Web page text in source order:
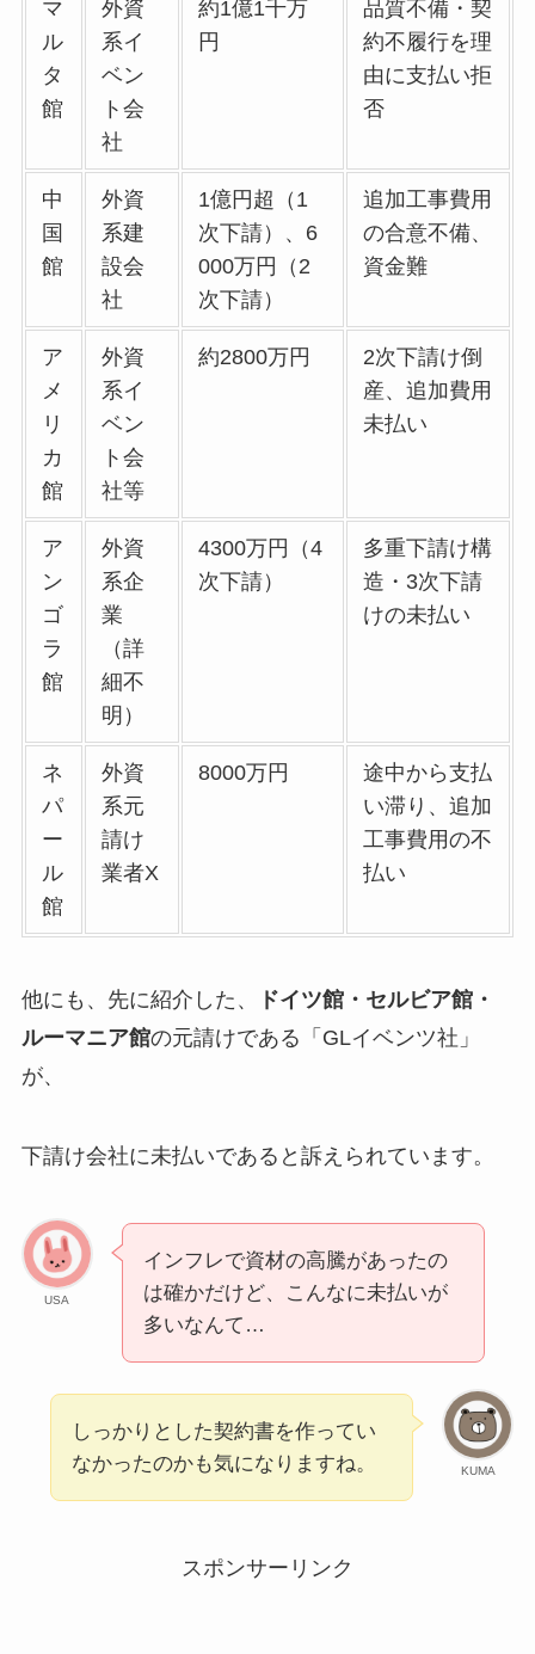
マ
ル
タ
館
外資
系イ
ベン
ト会
社
約1億1千万
円
品質不備・契
約不履行を理
由に支払い拒
否
中
国
館
外資
系建
設会
社
1億円超（1
次下請）、6
000万円（2
次下請）
追加工事費用
の合意不備、
資金難
ア
メ
リ
カ
館
外資
系イ
ベン
ト会
社等
約2800万円
2次下請け倒
産、追加費用
未払い
ア
ン
ゴ
ラ
館
外資
系企
業
（詳
細不
明）
4300万円（4
次下請）
多重下請け構
造・3次下請
けの未払い
ネ
パ
ー
ル
館
外資
系元
請け
業者X
8000万円
途中から支払
い滞り、追加
工事費用の不
払い
他にも、先に紹介した、
ドイツ館・セルビア館・
ルーマニア館の元請けである「GLイベンツ社」
が、
下請け会社に未払いであると訴えられています。
USA
インフレで資材の高騰があったの
は確かだけど、こんなに未払いが
多いなんて…
KUMA
しっかりとした契約書を作ってい
なかったのかも気になりますね。
スポンサーリンク